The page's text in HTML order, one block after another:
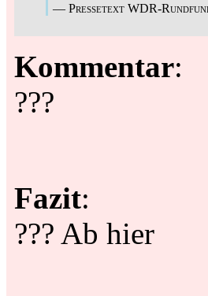
— Pressetext WDR-
Kommentar:
???
Fazit:
??? Ab hier